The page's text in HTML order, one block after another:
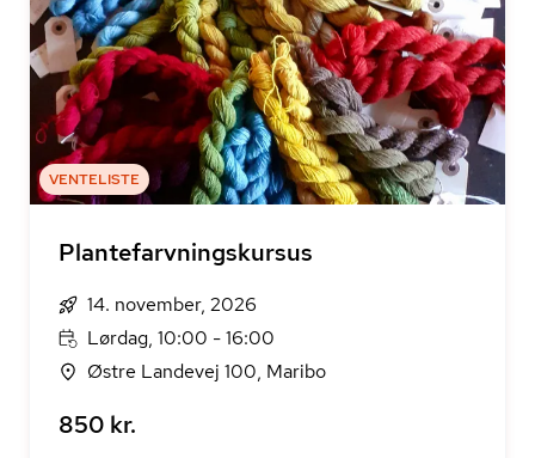
VENTELISTE
Plantefarvningskursus
14. november, 2026
Lørdag, 10:00 - 16:00
Østre Landevej 100, Maribo
850 kr.